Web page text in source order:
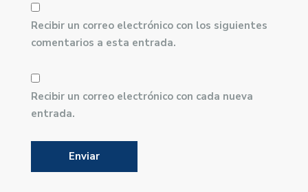
Recibir un correo electrónico con los siguientes
comentarios a esta entrada.
Recibir un correo electrónico con cada nueva
entrada.